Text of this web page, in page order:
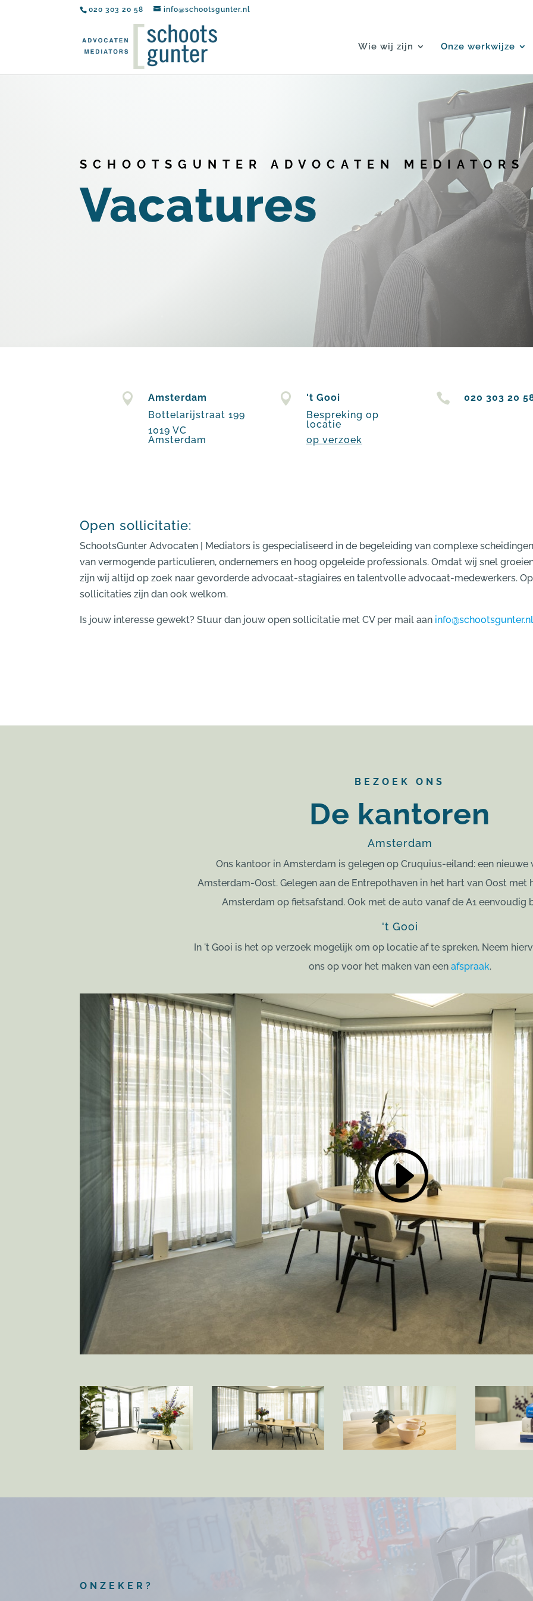
020 303 20 58 info@schootsgunter.nl
Wie wij zijn Onze werkwijze
SCHOOTSGUNTER ADVOCATEN MEDIATORS
Vacatures

Amsterdam
Bottelarijstraat 199
1019 VC
Amsterdam

't Gooi
Bespreking op
locatie
op verzoek
 020 303 20
Open sollicitatie:
SchootsGunter Advocaten | Mediators is gespecialiseerd in de begeleiding van complexe scheidingen
van vermogende particulieren, ondernemers en hoog opgeleide professionals. Omdat wij snel
zijn wij altijd op zoek naar gevorderde advocaat-stagiaires en talentvolle advocaat-medewerkers.
sollicitaties zijn dan ook welkom.
Is jouw interesse gewekt? Stuur dan jouw open sollicitatie met CV per mail aan info@schootsgunter.nl
BEZOEK ONS
De kantoren
Amsterdam
Ons kantoor in Amsterdam is gelegen op Cruquius-eiland: een nieuwe
Amsterdam-Oost. Gelegen aan de Entrepothaven in het hart van Oost met
Amsterdam op fietsafstand. Ook met de auto vanaf de A1 eenvoudig
't Gooi
In 't Gooi is het op verzoek mogelijk om op locatie af te spreken. Neem
ons op voor het maken van een afspraak.
ONZEKER?